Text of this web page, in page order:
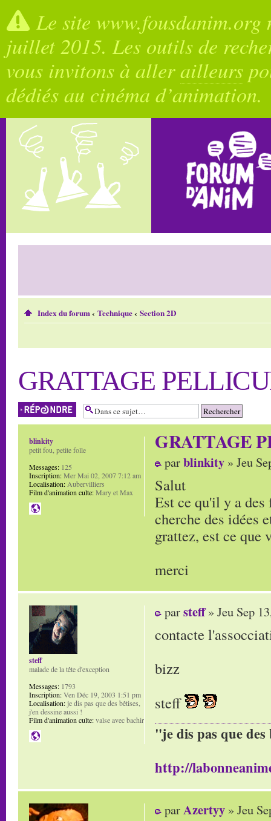
Le site
juillet 2015. Les outils de
vous invitons à allerailleurs
dédiés au cinéma d’animation.
Index du forum‹ Technique‹ Section 2D
GRATTAGE
Répondre
GRATTAGE
parblinkity » Jeu
Salut
Est ce qu'il y a
cherche des idées
grattez, est ce que
merci
blinkity
petit fou, petite folle
Messages: 125
Inscription:Mer Mai 02, 2007 7:12 am
Localisation: Aubervilliers
Film d'animation culte:Mary et Max
parsteff» Jeu Sep
contacte
bizz
steff
"je dis pas que
http://
steff
malade de la tête d'exception
Messages: 1793
Inscription:Ven Déc 19, 2003 1:51 pm
Localisation:je dis pas que des bêtises,
j'en dessine aussi !
Film d'animation culte:valse avec bachir
parAzertyy » Jeu